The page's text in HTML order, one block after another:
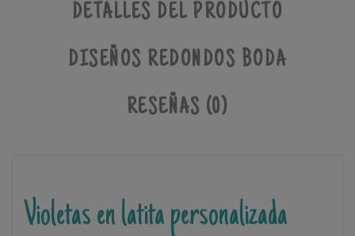
DETALLES DEL PRODUCTO
DISEÑOS REDONDOS BODA
RESEÑAS (0)
Violetas en latita personalizada